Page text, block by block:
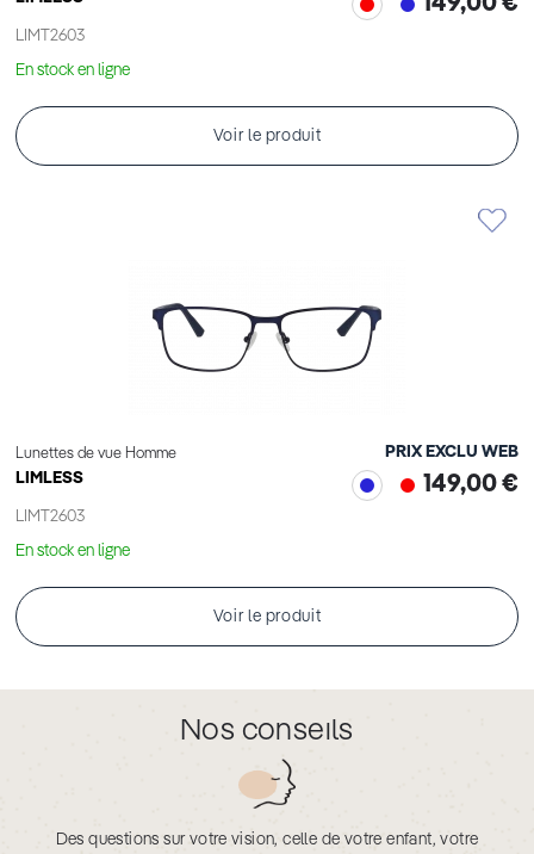
LIMT2603
En stock en ligne
Voir le produit
Lunettes de vue Homme
LIMLESS
LIMT2603
PRIX EXCLU WEB
149,00 €
En stock en ligne
Voir le produit
Nos conseils
Des questions sur votre vision, celle de votre enfant, votre